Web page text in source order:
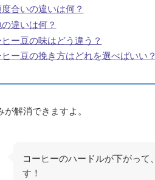
合いの違いは何？
違いは何？
ヒー豆の味はどう違う？
ヒー豆の挽き方はどれを選べばいい？
が解消できますよ。
コーヒーのハードルが下がっ
す！